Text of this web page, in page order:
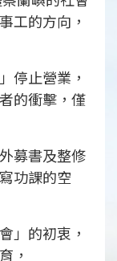
工的方向，
停止營業，
的衝擊，僅
募書及整修
功課的空
」的初衷，
，